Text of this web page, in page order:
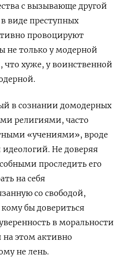
с вызывающе другой
виде преступных
провоцируют
не только у модерной
что хуже, у воинственной
в сознании домодерных
религиями, часто
«учениями», вроде
Не доверяя
проследить его
на себя
со свободой,
бы довериться
в моральности
этом активно
не лень.